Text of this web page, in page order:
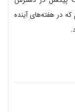
که در هفته‌های آینده